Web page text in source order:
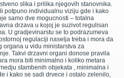
slika i prilika njegovih stanovnika.
potpuno individualnu viziju gde i kako
samo dve mogucnosti – totalna
drzava u kojoj je suzivot regulisan
U gradjevinarstu se to podrazumeva
regulaciji naselja treba i mora da
organa u vidu ministarstva za
Takvi drzavni organi donose pravila
mora biti minimalno i koliko metara
stambenih objekata , minimalna i
i kako se sadi drvece i ostalo zelenilo,